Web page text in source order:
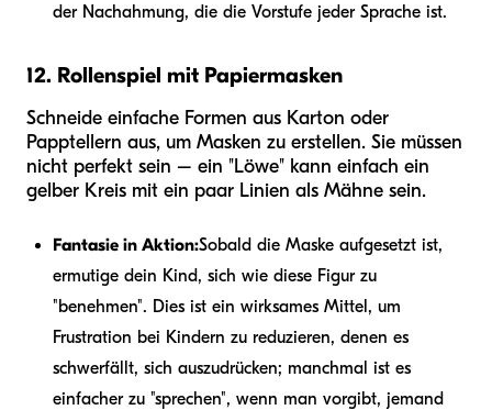
der Nachahmung, die die Vorstufe jeder Sprache ist.
12. Rollenspiel mit Papiermasken
Schneide einfache Formen aus Karton oder
Papptellern aus, um Masken zu erstellen. Sie müssen
nicht perfekt sein – ein "Löwe" kann einfach ein
gelber Kreis mit ein paar Linien als Mähne sein.
Fantasie in Aktion:Sobald die Maske aufgesetzt ist,
ermutige dein Kind, sich wie diese Figur zu
"benehmen". Dies ist ein wirksames Mittel, um
Frustration bei Kindern zu reduzieren, denen es
schwerfällt, sich auszudrücken; manchmal ist es
einfacher zu "sprechen", wenn man vorgibt, jemand